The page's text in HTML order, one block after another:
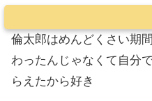
倫太郎はめんどくさい期
わったんじゃなくて自分
らえたから好き